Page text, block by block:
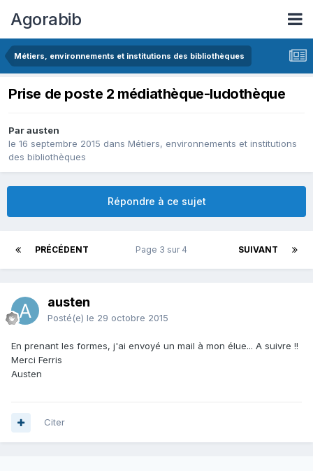
Agorabib
Métiers, environnements et institutions des bibliothèques
Prise de poste 2 médiathèque-ludothèque
Par austen
le 16 septembre 2015 dans Métiers, environnements et institutions
des bibliothèques
Répondre à ce sujet
PRÉCÉDENT SUIVANT
Page 3 sur 4
austen
Posté(e) le 29 octobre 2015
En prenant les formes, j'ai envoyé un mail à mon élue... A suivre !!
Merci Ferris
Austen
Citer